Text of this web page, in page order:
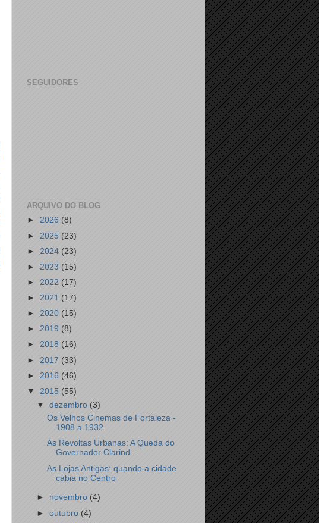
SEGUIDORES
ARQUIVO DO BLOG
► 2026 (8)
► 2025 (23)
► 2024 (23)
► 2023 (15)
► 2022 (17)
► 2021 (17)
► 2020 (15)
► 2019 (8)
► 2018 (16)
► 2017 (33)
► 2016 (46)
▼ 2015 (55)
▼dezembro (3)
Os Velhos Cinemas de Fortaleza -
1908 a 1932
As Revoltas Urbanas: A Queda do
Governador Clarind...
As Lojas Antigas: quando a cidade
cabia no Centro
► novembro (4)
►outubro (4)